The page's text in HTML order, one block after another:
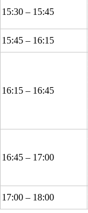
15:30 – 15:45
15:45 – 16:15
16:15 – 16:45
16:45 – 17:00
17:00 – 18:00